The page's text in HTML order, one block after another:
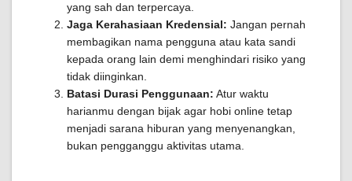
yang sah dan terpercaya.
Jaga Kerahasiaan Kredensial: Jangan pernah
membagikan nama pengguna atau kata sandi
kepada orang lain demi menghindari risiko yang
tidak diinginkan.
Batasi Durasi Penggunaan: Atur waktu
harianmu dengan bijak agar hobi online tetap
menjadi sarana hiburan yang menyenangkan,
bukan pengganggu aktivitas utama.